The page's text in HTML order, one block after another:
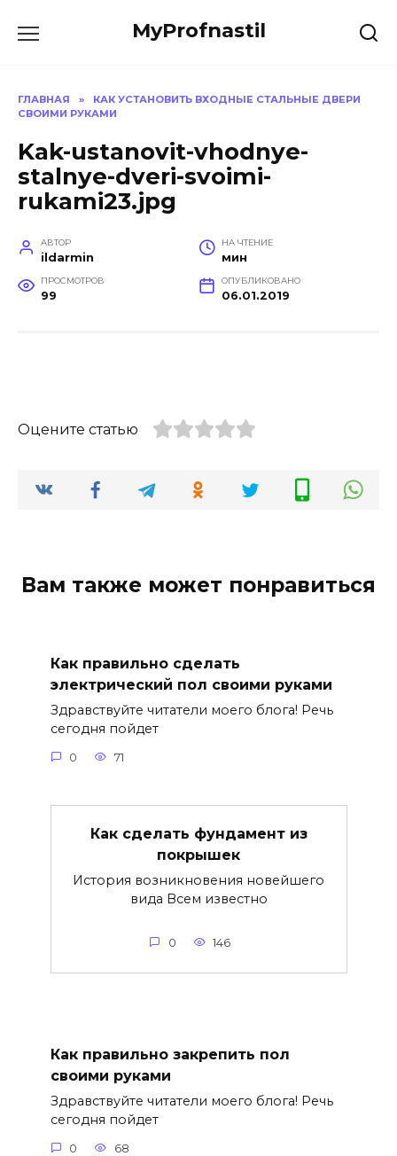
MyProfnastil
ГЛАВНАЯ »
КАК УСТАНОВИТЬ ВХОДНЫЕ СТАЛЬНЫЕ ДВЕРИ
СВОИМИ РУКАМИ
Kak-ustanovit-vhodnye-
stalnye-dveri-svoimi-
rukami23.jpg
АВТОР
ildarmin
НА ЧТЕНИЕ
мин
ПРОСМОТРОВ
99
ОПУБЛИКОВАНО
06.01.2019
Оцените статью
Вам также может понравиться
Как правильно сделать
электрический пол своими руками
Здравствуйте читатели моего блога! Речь
сегодня пойдет
0 71
Как сделать фундамент из
покрышек
История возникновения новейшего
вида Всем известно
0 146
Как правильно закрепить пол
своими руками
Здравствуйте читатели моего блога! Речь
сегодня пойдет
0 68